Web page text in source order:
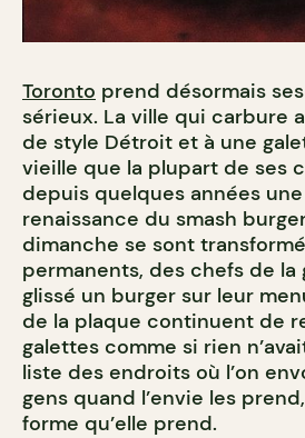
Toronto prend désormais
sérieux. La ville qui carbure
de style Détroit et à une
vieille que la plupart de ses
depuis quelques années
renaissance du smash
dimanche se sont
permanents, des chefs de
glissé un burger sur leur
de la plaque continuent de
galettes comme si rien
liste des endroits où l’on
gens quand l’envie les
forme qu’elle prend.